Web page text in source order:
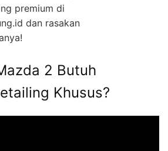
premium di
dan rasakan
2 Butuh
Khusus?